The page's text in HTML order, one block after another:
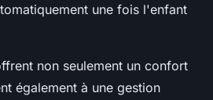
une fois l'enfant
non seulement un confort
également à une gestion